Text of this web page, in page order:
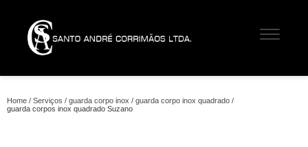
Home Serviços guarda corpo inox
guarda corpo inox quadrado
guarda corpos inox quadrado Suzano